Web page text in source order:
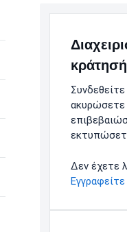
ακυρώσετε
Δεν έχετε